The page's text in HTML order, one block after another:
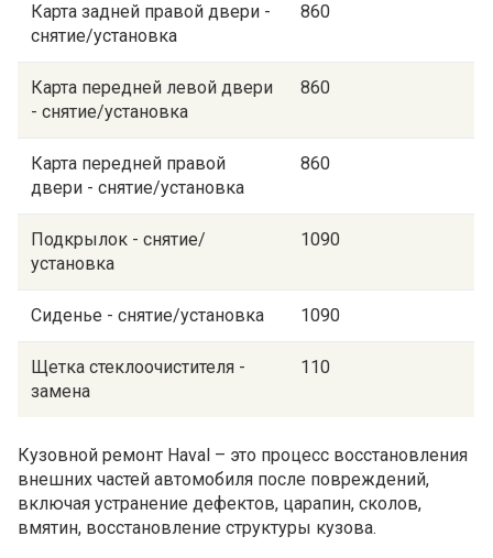
Карта задней правой двери -
снятие/установка
860
Карта передней левой двери
- снятие/установка
860
Карта передней правой
двери - снятие/установка
860
Подкрылок - снятие/
установка
1090
Сиденье - снятие/установка 1090
Щетка стеклоочистителя -
замена
110
Кузовной ремонт Haval – это процесс восстановления
внешних частей автомобиля после повреждений,
включая устранение дефектов, царапин, сколов,
вмятин, восстановление структуры кузова.